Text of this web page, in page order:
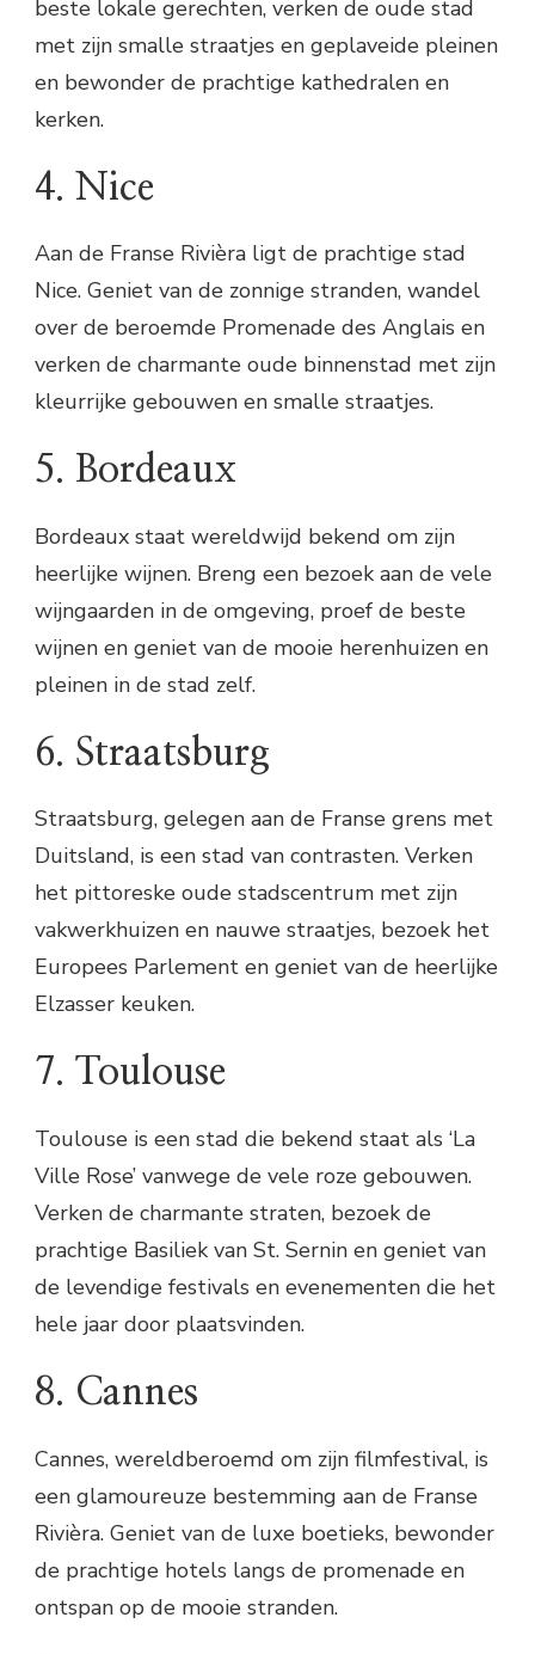
beste lokale gerechten, verken de oude stad
met zijn smalle straatjes en geplaveide pleinen
en bewonder de prachtige kathedralen en
kerken.
4. Nice
Aan de Franse Rivièra ligt de prachtige stad
Nice. Geniet van de zonnige stranden, wandel
over de beroemde Promenade des Anglais en
verken de charmante oude binnenstad met zijn
kleurrijke gebouwen en smalle straatjes.
5. Bordeaux
Bordeaux staat wereldwijd bekend om zijn
heerlijke wijnen. Breng een bezoek aan de vele
wijngaarden in de omgeving, proef de beste
wijnen en geniet van de mooie herenhuizen en
pleinen in de stad zelf.
6. Straatsburg
Straatsburg, gelegen aan de Franse grens met
Duitsland, is een stad van contrasten. Verken
het pittoreske oude stadscentrum met zijn
vakwerkhuizen en nauwe straatjes, bezoek het
Europees Parlement en geniet van de heerlijke
Elzasser keuken.
7. Toulouse
Toulouse is een stad die bekend staat als ‘La
Ville Rose’ vanwege de vele roze gebouwen.
Verken de charmante straten, bezoek de
prachtige Basiliek van St. Sernin en geniet van
de levendige festivals en evenementen die het
hele jaar door plaatsvinden.
8. Cannes
Cannes, wereldberoemd om zijn filmfestival, is
een glamoureuze bestemming aan de Franse
Rivièra. Geniet van de luxe boetieks, bewonder
de prachtige hotels langs de promenade en
ontspan op de mooie stranden.